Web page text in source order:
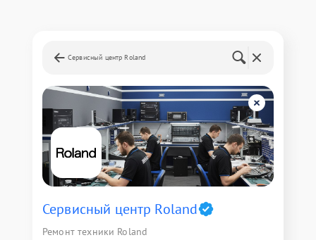
Сервисный центр Roland
Сервисный центр Roland
Ремонт техники Roland